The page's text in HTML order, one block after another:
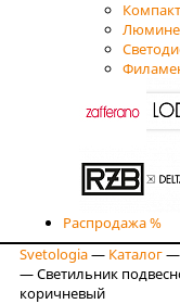
Распродажа %
Svetologia— Каталог—
—Светильник
коричневый